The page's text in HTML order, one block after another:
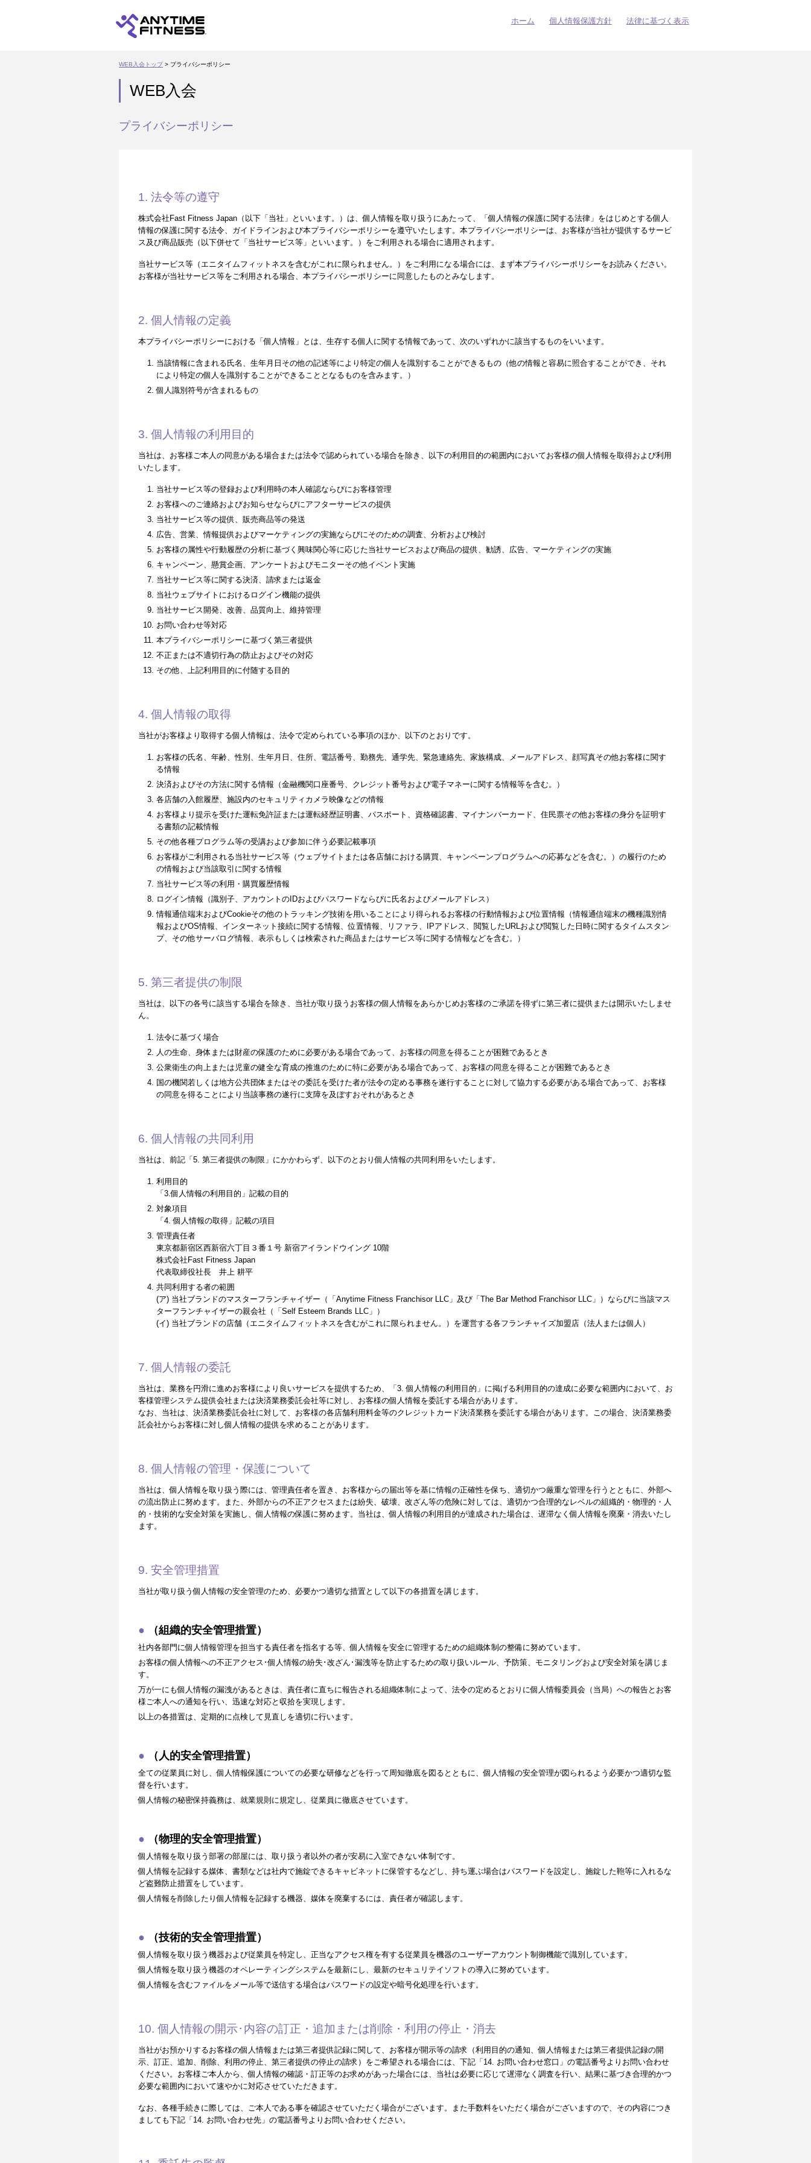
ホーム 個人情報保護方針 法律に基づく表示
WEB入会トップ> プライバシーポリシー
WEB入会
プライバシーポリシー
1. 法令等の遵守
株式会社Fast Fitness Japan（以下「当社」といいます。）は、個人情報を取り扱うにあたって、「個人情報の保護に関する法律」をはじめとする個人
情報の保護に関する法令、ガイドラインおよび本プライバシーポリシーを遵守いたします。本プライバシーポリシーは、お客様が当社が提供するサービ
ス及び商品販売（以下併せて「当社サービス等」といいます。）をご利用される場合に適用されます。
当社サービス等（エニタイムフィットネスを含むがこれに限られません。）をご利用になる場合には、まず本プライバシーポリシーをお読みください。
お客様が当社サービス等をご利用される場合、本プライバシーポリシーに同意したものとみなします。
2. 個人情報の定義
本プライバシーポリシーにおける「個人情報」とは、生存する個人に関する情報であって、次のいずれかに該当するものをいいます。
当該情報に含まれる氏名、生年月日その他の記述等により特定の個人を識別することができるもの（他の情報と容易に照合することができ、それ
により特定の個人を識別することができることとなるものを含みます。）
個人識別符号が含まれるもの
3. 個人情報の利用目的
当社は、お客様ご本人の同意がある場合または法令で認められている場合を除き、以下の利用目的の範囲内においてお客様の個人情報を取得および利用
いたします。
当社サービス等の登録および利用時の本人確認ならびにお客様管理
お客様へのご連絡およびお知らせならびにアフターサービスの提供
当社サービス等の提供、販売商品等の発送
広告、営業、情報提供およびマーケティングの実施ならびにそのための調査、分析および検討
お客様の属性や行動履歴の分析に基づく興味関心等に応じた当社サービスおよび商品の提供、勧誘、広告、マーケティングの実施
キャンペーン、懸賞企画、アンケートおよびモニターその他イベント実施
当社サービス等に関する決済、請求または返金
当社ウェブサイトにおけるログイン機能の提供
当社サービス開発、改善、品質向上、維持管理
お問い合わせ等対応
本プライバシーポリシーに基づく第三者提供
不正または不適切行為の防止およびその対応
その他、上記利用目的に付随する目的
4. 個人情報の取得
当社がお客様より取得する個人情報は、法令で定められている事項のほか、以下のとおりです。
お客様の氏名、年齢、性別、生年月日、住所、電話番号、勤務先、通学先、緊急連絡先、家族構成、メールアドレス、顔写真その他お客様に関す
る情報
決済およびその方法に関する情報（金融機関口座番号、クレジット番号および電子マネーに関する情報等を含む。）
各店舗の入館履歴、施設内のセキュリティカメラ映像などの情報
お客様より提示を受けた運転免許証または運転経歴証明書、パスポート、資格確認書、マイナンバーカード、住民票その他お客様の身分を証明す
る書類の記載情報
その他各種プログラム等の受講および参加に伴う必要記載事項
お客様がご利用される当社サービス等（ウェブサイトまたは各店舗における購買、キャンペーンプログラムへの応募などを含む。）の履行のため
の情報および当該取引に関する情報
当社サービス等の利用・購買履歴情報
ログイン情報（識別子、アカウントのIDおよびパスワードならびに氏名およびメールアドレス）
情報通信端末およびCookieその他のトラッキング技術を用いることにより得られるお客様の行動情報および位置情報（情報通信端末の機種識別情
報およびOS情報、インターネット接続に関する情報、位置情報、リファラ、IPアドレス、閲覧したURLおよび閲覧した日時に関するタイムスタン
プ、その他サーバログ情報、表示もしくは検索された商品またはサービス等に関する情報などを含む。）
5. 第三者提供の制限
当社は、以下の各号に該当する場合を除き、当社が取り扱うお客様の個人情報をあらかじめお客様のご承諾を得ずに第三者に提供または開示いたしませ
ん。
法令に基づく場合
人の生命、身体または財産の保護のために必要がある場合であって、お客様の同意を得ることが困難であるとき
公衆衛生の向上または児童の健全な育成の推進のために特に必要がある場合であって、お客様の同意を得ることが困難であるとき
国の機関若しくは地方公共団体またはその委託を受けた者が法令の定める事務を遂行することに対して協力する必要がある場合であって、お客様
の同意を得ることにより当該事務の遂行に支障を及ぼすおそれがあるとき
6. 個人情報の共同利用
当社は、前記「5. 第三者提供の制限」にかかわらず、以下のとおり個人情報の共同利用をいたします。
利用目的
「3.個人情報の利用目的」記載の目的
対象項目
「4. 個人情報の取得」記載の項目
管理責任者
東京都新宿区西新宿六丁目３番１号 新宿アイランドウイング 10階
株式会社Fast Fitness Japan
代表取締役社長 井上 耕平
共同利用する者の範囲
(ア) 当社ブランドのマスターフランチャイザー（「Anytime Fitness Franchisor LLC」及び「The Bar Method Franchisor LLC」）ならびに当該マス
ターフランチャイザーの親会社（「Self Esteem Brands LLC」）
(イ) 当社ブランドの店舗（エニタイムフィットネスを含むがこれに限られません。）を運営する各フランチャイズ加盟店（法人または個人）
7. 個人情報の委託
当社は、業務を円滑に進めお客様により良いサービスを提供するため、「3. 個人情報の利用目的」に掲げる利用目的の達成に必要な範囲内において、お
客様管理システム提供会社または決済業務委託会社等に対し、お客様の個人情報を委託する場合があります。
なお、当社は、決済業務委託会社に対して、お客様の各店舗利用料金等のクレジットカード決済業務を委託する場合があります。この場合、決済業務委
託会社からお客様に対し個人情報の提供を求めることがあります。
8. 個人情報の管理・保護について
当社は、個人情報を取り扱う際には、管理責任者を置き、お客様からの届出等を基に情報の正確性を保ち、適切かつ厳重な管理を行うとともに、外部へ
の流出防止に努めます。また、外部からの不正アクセスまたは紛失、破壊、改ざん等の危険に対しては、適切かつ合理的なレベルの組織的・物理的・人
的・技術的な安全対策を実施し、個人情報の保護に努めます。当社は、個人情報の利用目的が達成された場合は、遅滞なく個人情報を廃棄・消去いたし
ます。
9. 安全管理措置
当社が取り扱う個人情報の安全管理のため、必要かつ適切な措置として以下の各措置を講じます。
（組織的安全管理措置）
社内各部門に個人情報管理を担当する責任者を指名する等、個人情報を安全に管理するための組織体制の整備に努めています。
お客様の個人情報への不正アクセス･個人情報の紛失･改ざん･漏洩等を防止するための取り扱いルール、予防策、モニタリングおよび安全対策を講じま
す。
万が一にも個人情報の漏洩があるときは、責任者に直ちに報告される組織体制によって、法令の定めるとおりに個人情報委員会（当局）への報告とお客
様ご本人への通知を行い、迅速な対応と収拾を実現します。
以上の各措置は、定期的に点検して見直しを適切に行います。
（人的安全管理措置）
全ての従業員に対し、個人情報保護についての必要な研修などを行って周知徹底を図るとともに、個人情報の安全管理が図られるよう必要かつ適切な監
督を行います。
個人情報の秘密保持義務は、就業規則に規定し、従業員に徹底させています。
（物理的安全管理措置）
個人情報を取り扱う部署の部屋には、取り扱う者以外の者が安易に入室できない体制です。
個人情報を記録する媒体、書類などは社内で施錠できるキャビネットに保管するなどし、持ち運ぶ場合はパスワードを設定し、施錠した鞄等に入れるな
ど盗難防止措置をしています。
個人情報を削除したり個人情報を記録する機器、媒体を廃棄するには、責任者が確認します。
（技術的安全管理措置）
個人情報を取り扱う機器および従業員を特定し、正当なアクセス権を有する従業員を機器のユーザーアカウント制御機能で識別しています。
個人情報を取り扱う機器のオペレーティングシステムを最新にし、最新のセキュリテイソフトの導入に努めています。
個人情報を含むファイルをメール等で送信する場合はパスワードの設定や暗号化処理を行います。
10. 個人情報の開示･内容の訂正・追加または削除・利用の停止・消去
当社がお預かりするお客様の個人情報または第三者提供記録に関して、お客様が開示等の請求（利用目的の通知、個人情報または第三者提供記録の開
示、訂正、追加、削除、利用の停止、第三者提供の停止の請求）をご希望される場合には、下記「14. お問い合わせ窓口」の電話番号よりお問い合わせ
ください。お客様ご本人から、個人情報の確認・訂正等のお求めがあった場合には、当社は必要に応じて遅滞なく調査を行い、結果に基づき合理的かつ
必要な範囲内において速やかに対応させていただきます。
なお、各種手続きに際しては、ご本人である事を確認させていただく場合がございます。また手数料をいただく場合がございますので、その内容につき
ましても下記「14. お問い合わせ先」の電話番号よりお問い合わせください。